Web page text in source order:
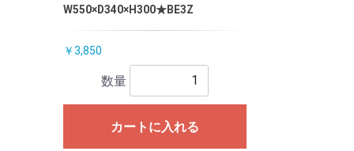
W550×D340×H300★BE3Z
￥3,850
数量
カートに入れる